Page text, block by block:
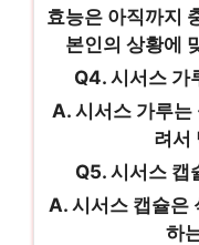
효능은 아직까지
본인의 상황에
Q4. 시서스 가
A. 시서스 가루는
려서
Q5. 시서스 캡
A. 시서스 캡슐은
하